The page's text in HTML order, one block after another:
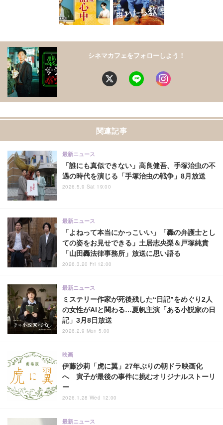
シネマカフェをフォローしよう！
関連記事
「誰にも真似できない」高良健吾、手塚治虫の不
遇の時代を演じる「手塚治虫の戦争」8月放送
最新ニュース
2026.5.9 Sat 19:00
「よねって本当にかっこいい」「轟の弁護士とし
ての姿をお見せできる」土居志央梨＆戸塚純貴
「山田轟法律事務所」放送に思い語る
最新ニュース
2026.3.20 Fri 12:00
ミステリー作家が死後残した“日記”をめぐり2人
の女性がAIと関わる…夏帆主演「ある小説家の日
記」3月8日放送
最新ニュース
2026.2.9 Mon 5:00
伊藤沙莉「虎に翼」27年ぶりの朝ドラ映画化
へ 寅子が最後の事件に挑むオリジナルストーリ
ー
映画
2026.1.28 Wed 12:00
最新ニュース